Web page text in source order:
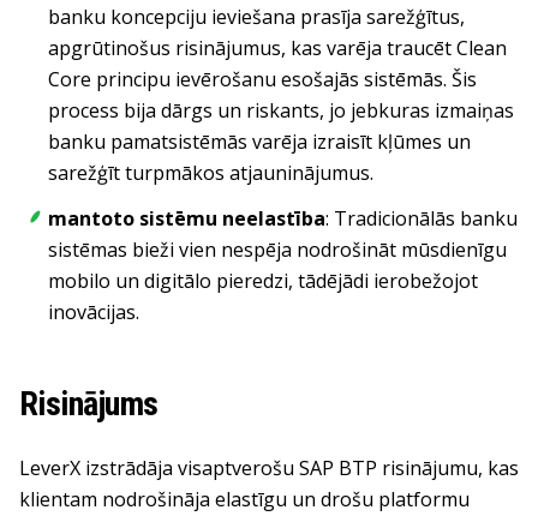
banku koncepciju ieviešana prasīja sarežģītus,
apgrūtinošus risinājumus, kas varēja traucēt Clean
Core principu ievērošanu esošajās sistēmās. Šis
process bija dārgs un riskants, jo jebkuras izmaiņas
banku pamatsistēmās varēja izraisīt kļūmes un
sarežģīt turpmākos atjauninājumus.
mantoto sistēmu neelastība: Tradicionālās banku
sistēmas bieži vien nespēja nodrošināt mūsdienīgu
mobilo un digitālo pieredzi, tādējādi ierobežojot
inovācijas.
Risinājums
LeverX izstrādāja visaptverošu SAP BTP risinājumu, kas
klientam nodrošināja elastīgu un drošu platformu